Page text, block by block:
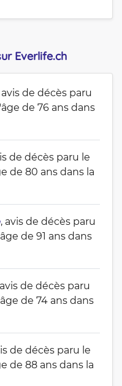
Everlife.ch
avis de décès paru
de 76 ans dans
de décès paru le
de 80 ans dans la
, avis de décès paru
de 91 ans dans
de décès paru
de 74 ans dans
de décès paru le
de 88 ans dans la